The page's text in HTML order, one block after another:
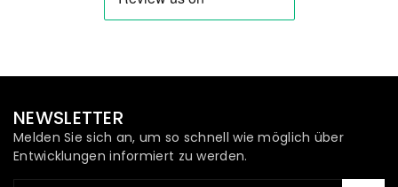
Amethyst
aus
Amethyst
NEWSLETTER
Melden Sie sich an, um so schnell wie möglich über
Entwicklungen informiert zu werden.